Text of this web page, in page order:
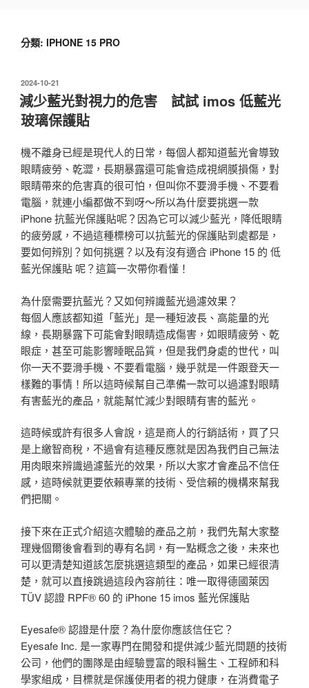
分類: IPHONE 15 PRO
發
佈
於
2024-10-21
減少藍光對視力的危害 試試 imos 低藍光
玻璃保護貼
機不離身已經是現代人的日常，每個人都知道藍光會導致
眼睛疲勞、乾澀，長期暴露還可能會造成視網膜損傷，對
眼睛帶來的危害真的很可怕，但叫你不要滑手機、不要看
電腦，就連小編都做不到呀～所以為什麼要挑選一款
iPhone 抗藍光保護貼呢？因為它可以減少藍光，降低眼睛
的疲勞感，不過這種標榜可以抗藍光的保護貼到處都是，
要如何辨別？如何挑選？以及有沒有適合 iPhone 15 的 低
藍光保護貼 呢？這篇一次帶你看懂！
為什麼需要抗藍光？又如何辨識藍光過濾效果？
每個人應該都知道「藍光」是一種短波長、高能量的光
線，長期暴露下可能會對眼睛造成傷害，如眼睛疲勞、乾
眼症，甚至可能影響睡眠品質，但是我們身處的世代，叫
你一天不要滑手機、不要看電腦，幾乎就是一件跟登天一
樣難的事情！所以這時候幫自己準備一款可以過濾對眼睛
有害藍光的產品，就能幫忙減少對眼睛有害的藍光。
這時候或許有很多人會說，這是商人的行銷話術，買了只
是上繳智商稅，不過會有這種反應就是因為我們自己無法
用肉眼來辨識過濾藍光的效果，所以大家才會產品不信任
感，這時候就更要依賴專業的技術、受信賴的機構來幫我
們把關。
接下來在正式介紹這次體驗的產品之前，我們先幫大家整
理幾個爾後會看到的專有名詞，有一點概念之後，未來也
可以更清楚知道該怎麼挑選這類型的產品，如果已經很清
楚，就可以直接跳過這段內容前往：唯一取得德國萊因
TÜV 認證 RPF® 60 的 iPhone 15 imos 藍光保護貼
Eyesafe® 認證是什麼？為什麼你應該信任它？
Eyesafe Inc. 是一家專門在開發和提供減少藍光問題的技術
公司，他們的團隊是由經驗豐富的眼科醫生、工程師和科
學家組成，目標就是保護使用者的視力健康，在消費電子